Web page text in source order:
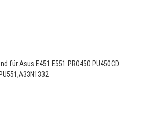
für Asus E451 E551 PRO450 PU450CD